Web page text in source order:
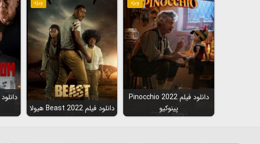
ویژه
دانلود فیلم Pinocchio 2022
پینوکیو
ویژه
دانلود فیلم Beast 2022 هیولا